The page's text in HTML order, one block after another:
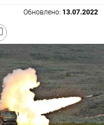
Обновлено: 13.07.2022